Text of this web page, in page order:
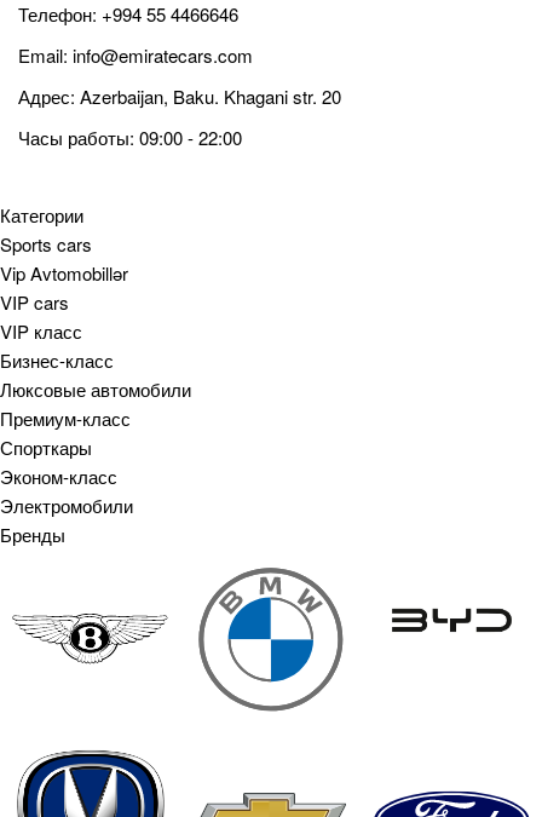
Телефон: +994 55 4466646
Email: info@emiratecars.com
Адрес: Azerbaijan, Baku. Khagani str. 20
Часы работы: 09:00 - 22:00
Категории
Sports cars
Vip Avtomobillər
VIP cars
VIP класс
Бизнес-класс
Люксовые автомобили
Премиум-класс
Спорткары
Эконом-класс
Электромобили
Бренды